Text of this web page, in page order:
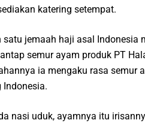
katering setempat.
satu jemaah haji asal Indonesia
semur ayam produk PT
ia mengaku rasa semur
Indonesia.
nasi uduk, ayamnya itu